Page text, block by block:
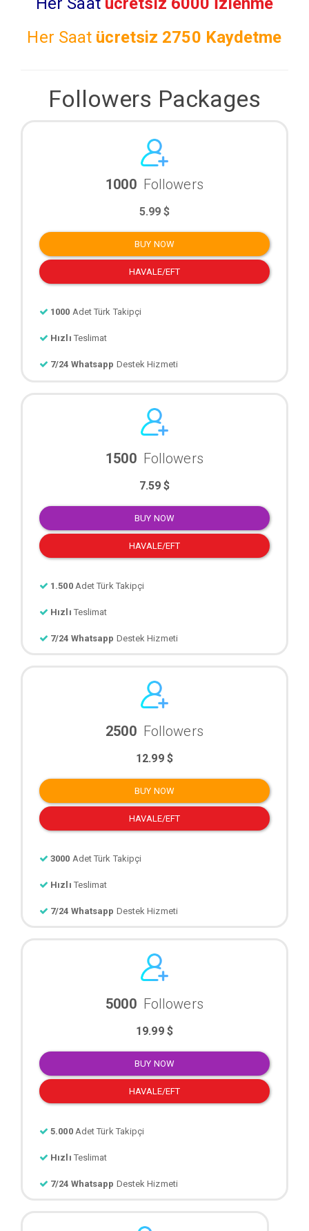
Her Saat ücretsiz 2750 Kaydetme
Followers Packages
1000 Followers
5.99 $
BUY NOW
HAVALE/EFT
1000 Adet Türk Takipçi
Hızlı Teslimat
7/24 Whatsapp Destek Hizmeti
1500 Followers
7.59 $
BUY NOW
HAVALE/EFT
1.500 Adet Türk Takipçi
Hızlı Teslimat
7/24 Whatsapp Destek Hizmeti
2500 Followers
12.99 $
BUY NOW
HAVALE/EFT
3000 Adet Türk Takipçi
Hızlı Teslimat
7/24 Whatsapp Destek Hizmeti
5000 Followers
19.99 $
BUY NOW
HAVALE/EFT
5.000 Adet Türk Takipçi
Hızlı Teslimat
7/24 Whatsapp Destek Hizmeti